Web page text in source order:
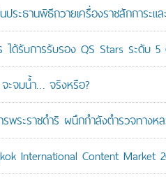
ประธานพิธีถวายเครื่องราชสักการะ
ได้รับการรับรอง QS Stars ระดับ
ะจมน้ำ… จริงหรือ?
พระราชดำริ ผนึกกำลังตำรวจทางห
International Content